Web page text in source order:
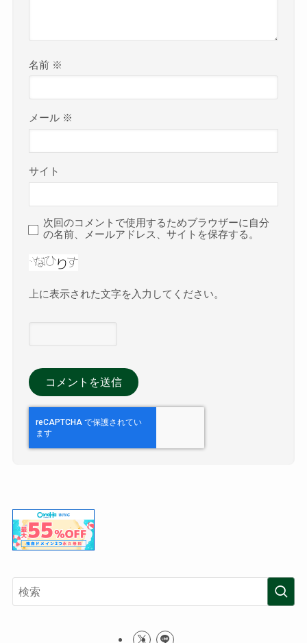
名前 ※
メール ※
サイト
次回のコメントで使用するためブラウザーに自分
の名前、メールアドレス、サイトを保存する。
上に表示された文字を入力してください。